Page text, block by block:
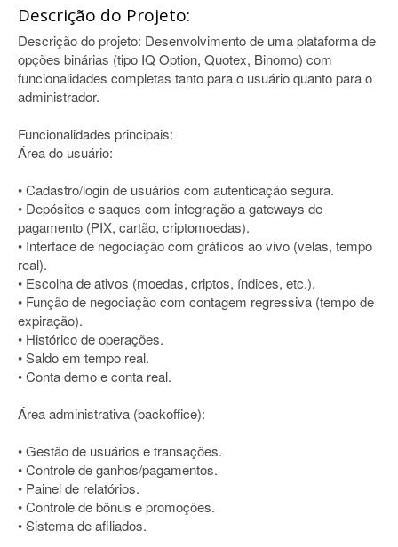
Descrição do Projeto:
Descrição do projeto: Desenvolvimento de uma plataforma de
opções binárias (tipo IQ Option, Quotex, Binomo) com
funcionalidades completas tanto para o usuário quanto para o
administrador.
Funcionalidades principais:
Área do usuário:
• Cadastro/login de usuários com autenticação segura.
• Depósitos e saques com integração a gateways de
pagamento (PIX, cartão, criptomoedas).
• Interface de negociação com gráficos ao vivo (velas, tempo
real).
• Escolha de ativos (moedas, criptos, índices, etc.).
• Função de negociação com contagem regressiva (tempo de
expiração).
• Histórico de operações.
• Saldo em tempo real.
• Conta demo e conta real.
Área administrativa (backoffice):
• Gestão de usuários e transações.
• Controle de ganhos/pagamentos.
• Painel de relatórios.
• Controle de bônus e promoções.
• Sistema de afiliados.